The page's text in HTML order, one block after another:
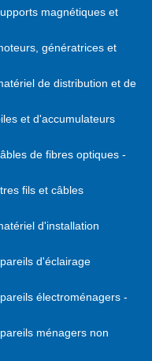
magnétiques et
génératrices et
de distribution et de
et d'accumulateurs
de fibres optiques -
fils et câbles
d'installation
d'éclairage
électroménagers -
ménagers non